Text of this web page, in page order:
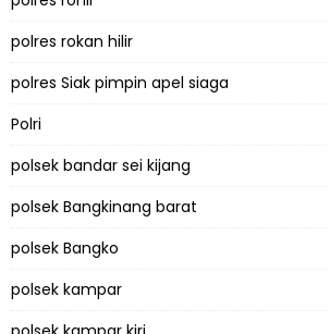
polres rokan hilir
polres Siak pimpin apel siaga
Polri
polsek bandar sei kijang
polsek Bangkinang barat
polsek Bangko
polsek kampar